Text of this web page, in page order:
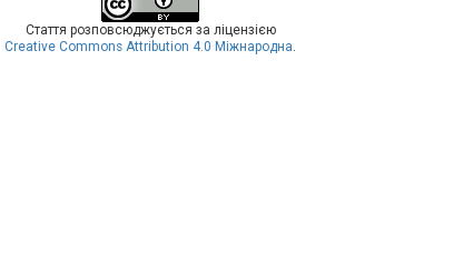
Стаття розповсюджується за ліцензією
Creative Commons Attribution 4.0 Міжнародна.